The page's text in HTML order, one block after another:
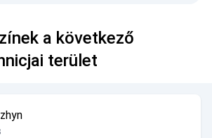
a következő
terület